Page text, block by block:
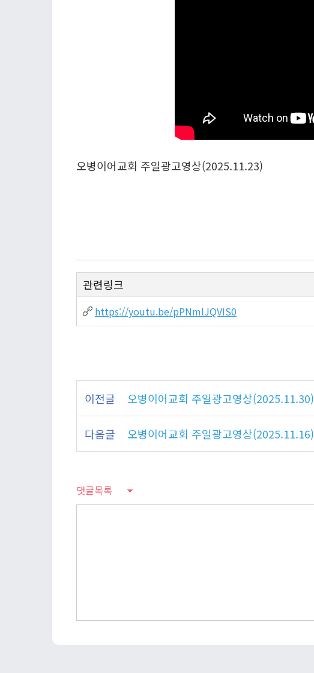
오병이어교회 주일광고영상(2025.11.23)
관련링크
https://youtu.be/pPNmlJQVIS0
이전글 오병이어교회 주일광고영상(2025.11.30)
다음글 오병이어교회 주일광고영상(2025.11.16)
댓글목록